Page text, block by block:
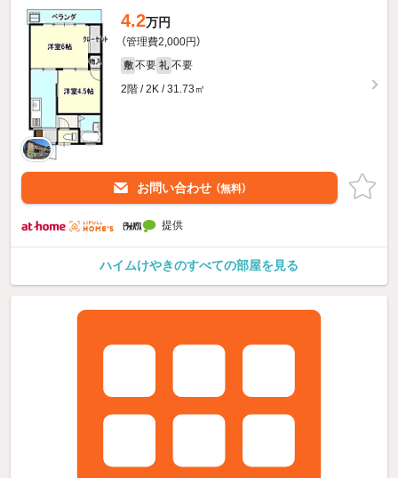
4.2万円
（管理費2,000円）
敷 不要 礼 不要
2階 / 2K / 31.73㎡
お問い合わせ （無料）
提供
ハイムけやきのすべての部屋を見る